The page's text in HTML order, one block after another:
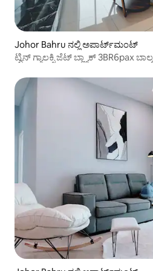
Johor Bahru ನಲ್ಲಿ ಅಪಾರ್ಟ್‌ಮಂಟ್
ಟ್ವಿನ್ ಗ್ಯಾಲಕ್ಸಿ ಜೆಟ್ ಬ್ಲ್ಯಾಕ್ 3BR6pax